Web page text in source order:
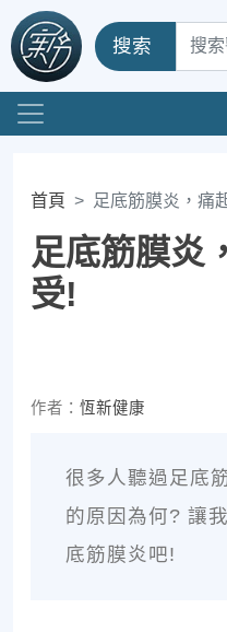
搜索
首頁 足底筋膜炎，痛
足底筋膜炎
受!
作者： 恆新健康
很多人聽過足底
的原因為何? 讓
底筋膜炎吧!